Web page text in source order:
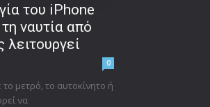
του iPhone
ναυτία από
0
μετρό, το αυτοκίνητο ή
να